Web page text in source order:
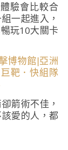
驗會比較合
一起進入，
玩10大關卡
箭術不佳，
愛的人，都